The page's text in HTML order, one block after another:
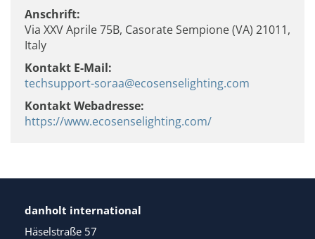
Anschrift:
Via XXV Aprile 75B, Casorate Sempione (VA) 21011,
Italy
Kontakt E-Mail:
techsupport-soraa@ecosenselighting.com
Kontakt Webadresse:
https://www.ecosenselighting.com/
danholt international
Häselstraße 57